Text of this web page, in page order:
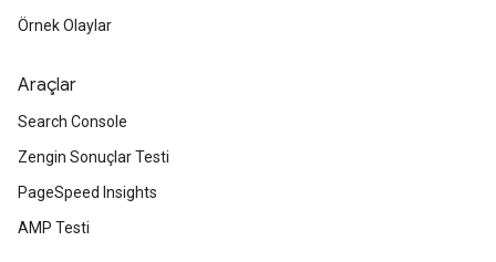
Örnek Olaylar
Araçlar
Search Console
Zengin Sonuçlar Testi
PageSpeed Insights
AMP Testi